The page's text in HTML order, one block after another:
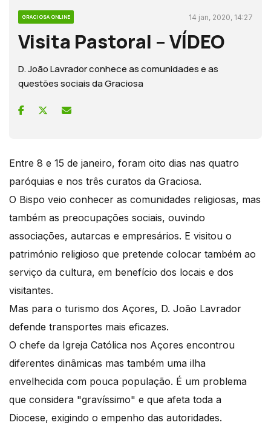
GRACIOSA ONLINE 14 jan, 2020, 14:27
Visita Pastoral – VÍDEO
D. João Lavrador conhece as comunidades e as
questões sociais da Graciosa
Entre 8 e 15 de janeiro, foram oito dias nas quatro
paróquias e nos três curatos da Graciosa.
O Bispo veio conhecer as comunidades religiosas, mas
também as preocupações sociais, ouvindo
associações, autarcas e empresários. E visitou o
património religioso que pretende colocar também ao
serviço da cultura, em benefício dos locais e dos
visitantes.
Mas para o turismo dos Açores, D. João Lavrador
defende transportes mais eficazes.
O chefe da Igreja Católica nos Açores encontrou
diferentes dinâmicas mas também uma ilha
envelhecida com pouca população. É um problema
que considera "gravíssimo" e que afeta toda a
Diocese, exigindo o empenho das autoridades.